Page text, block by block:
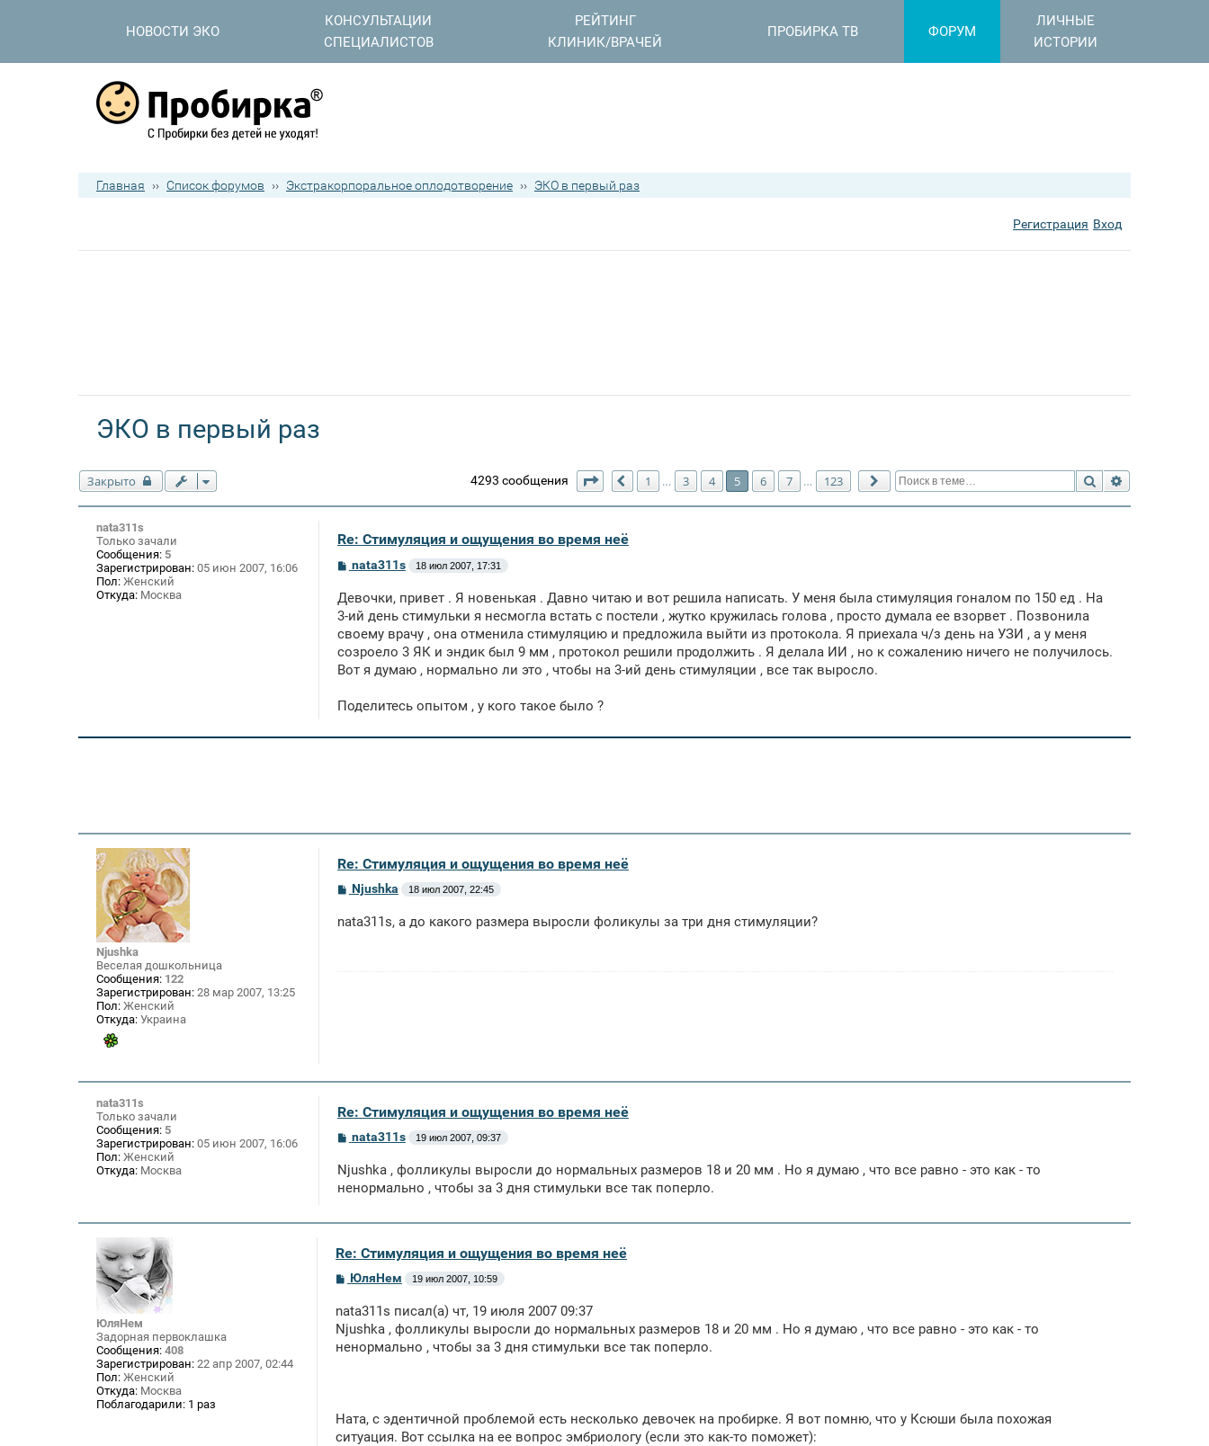
НОВОСТИ ЭКО
КОНСУЛЬТАЦИИ
СПЕЦИАЛИСТОВ
РЕЙТИНГ
КЛИНИК/ВРАЧЕЙ
ПРОБИРКА ТВ ФОРУМ
ЛИЧНЫЕ
ИСТОРИИ
Главная ›› Список форумов ›› Экстракорпоральное оплодотворение ›› ЭКО в первый раз
Регистрация Вход
ЭКО в первый раз
Закрыто Поиск
4293 сообщения Страница 5из 123
Пред.
1 … 3 4 5 6 7 … 123 След.
nata311s
Только зачали
Сообщения: 5
Зарегистрирован: 05 июн 2007, 16:06
Пол: Женский
Откуда: Москва
Re: Стимуляция и ощущения во время неё
С
б
щ
н
и
nata311s 18 июл 2007, 17:31
Девочки, привет . Я новенькая . Давно читаю и вот решила написать. У меня была стимуляция гоналом по 150 ед . На
3-ий день стимульки я несмогла встать с постели , жутко кружилась голова , просто думала ее взорвет . Позвонила
своему врачу , она отменила стимуляцию и предложила выйти из протокола. Я приехала ч/з день на УЗИ , а у меня
созроело 3 ЯК и эндик был 9 мм , протокол решили продолжить . Я делала ИИ , но к сожалению ничего не получилось.
Вот я думаю , нормально ли это , чтобы на 3-ий день стимуляции , все так выросло.
Поделитесь опытом , у кого такое было ?
Njushka
Веселая дошкольница
Сообщения: 122
Зарегистрирован: 28 мар 2007, 13:25
Пол: Женский
Откуда: Украина
Re: Стимуляция и ощущения во время неё
С
б
Njushka 18 июл 2007, 22:45
nata311s, а до какого размера выросли фоликулы за три дня стимуляции?
nata311s
Только зачали
Сообщения: 5
Зарегистрирован: 05 июн 2007, 16:06
Пол: Женский
Откуда: Москва
Re: Стимуляция и ощущения во время неё
С
б
щ
и
nata311s 19 июл 2007, 09:37
Njushka , фолликулы выросли до нормальных размеров 18 и 20 мм . Но я думаю , что все равно - это как - то
ненормально , чтобы за 3 дня стимульки все так поперло.
ЮляНем
Задорная первоклашка
Сообщения: 408
Зарегистрирован: 22 апр 2007, 02:44
Пол: Женский
Откуда: Москва
Поблагодарили: 1 раз
Re: Стимуляция и ощущения во время неё
С
б
щ
е
н
ЮляНем 19 июл 2007, 10:59
nata311s писал(а) чт, 19 июля 2007 09:37
Njushka , фолликулы выросли до нормальных размеров 18 и 20 мм . Но я думаю , что все равно - это как - то
ненормально , чтобы за 3 дня стимульки все так поперло.
Ната, с эдентичной проблемой есть несколько девочек на пробирке. Я вот помню, что у Ксюши была похожая
ситуация. Вот ссылка на ее вопрос эмбриологу (если это как-то поможет):